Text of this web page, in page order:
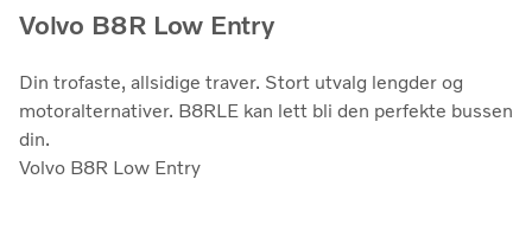
Volvo B8R Low Entry
Din trofaste, allsidige traver. Stort utvalg lengder og
motoralternativer. B8RLE kan lett bli den perfekte bussen
din.
Volvo B8R Low Entry